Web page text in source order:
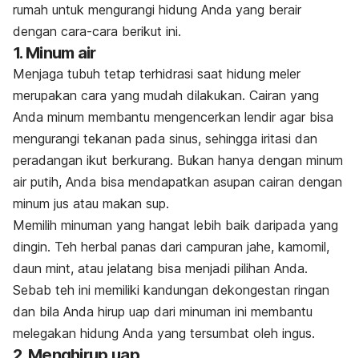
rumah untuk mengurangi hidung Anda yang berair
dengan cara-cara berikut ini.
1. Minum air
Menjaga tubuh tetap terhidrasi saat hidung meler
merupakan cara yang mudah dilakukan. Cairan yang
Anda minum membantu mengencerkan lendir agar bisa
mengurangi tekanan pada sinus, sehingga iritasi dan
peradangan ikut berkurang. Bukan hanya dengan minum
air putih, Anda bisa mendapatkan asupan cairan dengan
minum jus atau makan sup.
Memilih minuman yang hangat lebih baik daripada yang
dingin. Teh herbal panas dari campuran jahe, kamomil,
daun mint, atau jelatang bisa menjadi pilihan Anda.
Sebab teh ini memiliki kandungan dekongestan ringan
dan bila Anda hirup uap dari minuman ini membantu
melegakan hidung Anda yang tersumbat oleh ingus.